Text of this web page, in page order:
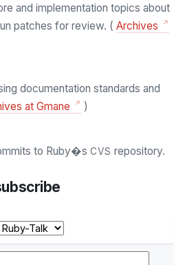
and implementation topics about
patches for review. (Archives
documentation standards and
at Gmane )
to Ruby�sCVSrepository.